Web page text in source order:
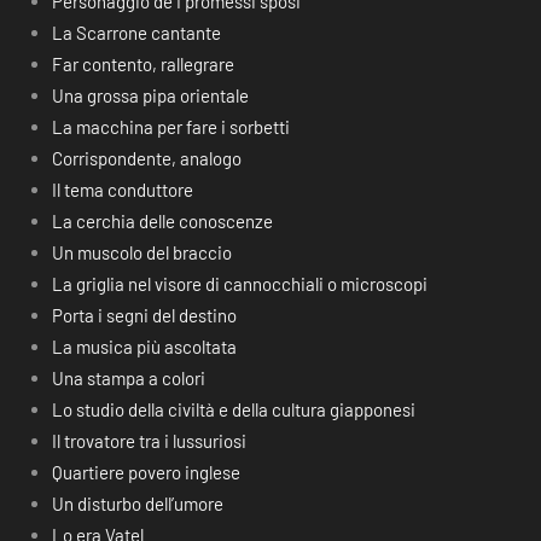
La Scarrone cantante
Far contento, rallegrare
Una grossa pipa orientale
La macchina per fare i sorbetti
Corrispondente, analogo
Il tema conduttore
La cerchia delle conoscenze
Un muscolo del braccio
La griglia nel visore di cannocchiali o microscopi
Porta i segni del destino
La musica più ascoltata
Una stampa a colori
Lo studio della civiltà e della cultura giapponesi
Il trovatore tra i lussuriosi
Quartiere povero inglese
Un disturbo dell’umore
Lo era Vatel